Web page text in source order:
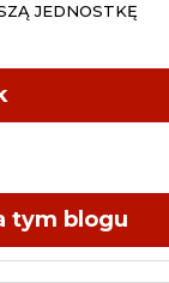
JEDNOSTKĘ
tym blogu